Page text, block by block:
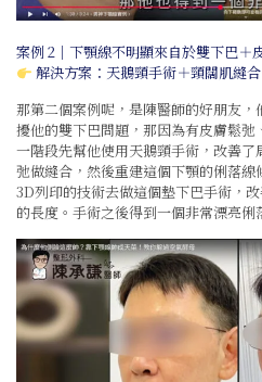
案例 2｜下顎線不明顯來自於雙下巴＋
解決方案：天鵝頸手術＋頸闊肌縫
那第二個案例呢，是陳醫師的好朋友
擾他的雙下巴問題，那因為有皮膚鬆
一階段先幫他使用天鵝頸手術，改善
弛做縫合，然後重建這個下顎的俐落
3D列印的技術去做這個墊下巴手術，
的長度。手術之後得到一個非常漂亮俐